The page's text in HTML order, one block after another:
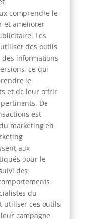
comprendre le
et améliorer
Les
des outils
informations
ce qui
le
et de leur offrir
De
est
marketing en
aux
pour le
des
du
utiliser ces outils
campagne